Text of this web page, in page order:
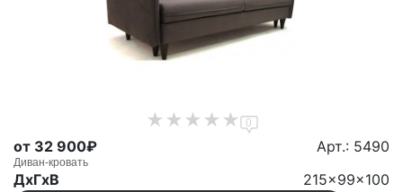
0
от 32 900₽ Арт.: 5490
Диван-кровать
ДxГxВ 215x99x100